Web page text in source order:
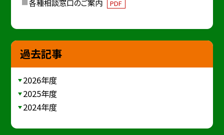
各種相談窓口のご案内 PDF
過去記事
2026年度
2025年度
2024年度